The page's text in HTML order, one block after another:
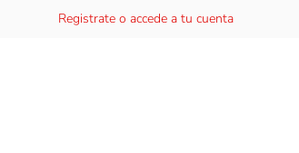
Registrate o accede a tu cuenta